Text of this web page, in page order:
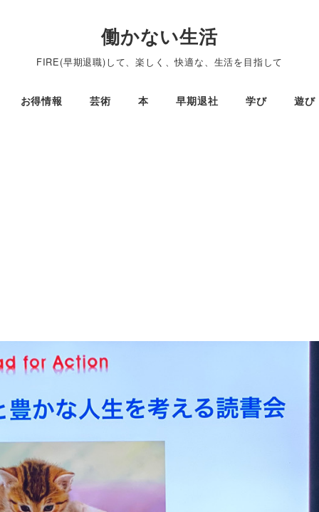
働かない生活
FIRE(早期退職)して、楽しく、快適な、生活を目指して
お得情報 芸術 本 早期退社 学び 遊び